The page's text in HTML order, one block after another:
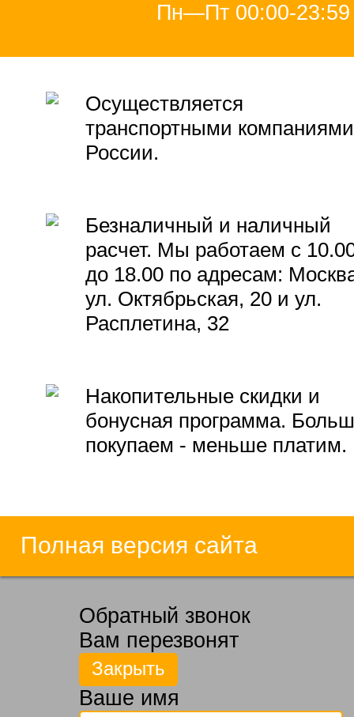
Пн—Пт 00:00-23:59
Осуществляется
транспортными компаниями
России.
Безналичный и наличный
расчет. Мы работаем с
до 18.00 по адресам:
ул. Октябрьская, 20 и ул.
Расплетина, 32
Накопительные скидки и
бонусная программа.
покупаем - меньше платим.
Полная версия сайта
Обратный звонок
Вам перезвонят
Ваше имя